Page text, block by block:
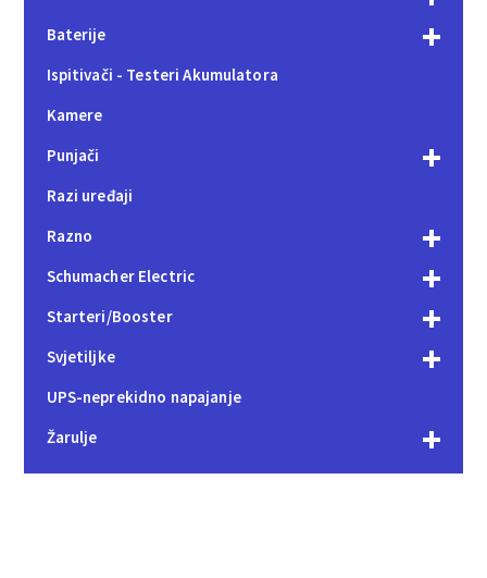
Baterije
Ispitivači - Testeri Akumulatora
Kamere
Punjači
Razi uređaji
Razno
Schumacher Electric
Starteri/Booster
Svjetiljke
UPS-neprekidno napajanje
Žarulje